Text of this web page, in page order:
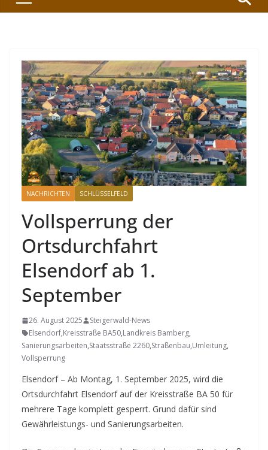
NACHRICHTEN SCHLÜSSELFELD
Vollsperrung der
Ortsdurchfahrt
Elsendorf ab 1.
September
26. August 2025
Steigerwald-News
Elsendorf,Kreisstraße BA50,Landkreis Bamberg,
Sanierungsarbeiten,Staatsstraße 2260,Straßenbau,Umleitung,
Vollsperrung
Elsendorf – Ab Montag, 1. September 2025, wird die
Ortsdurchfahrt Elsendorf auf der Kreisstraße BA 50 für
mehrere Tage komplett gesperrt. Grund dafür sind
Gewährleistungs- und Sanierungsarbeiten.